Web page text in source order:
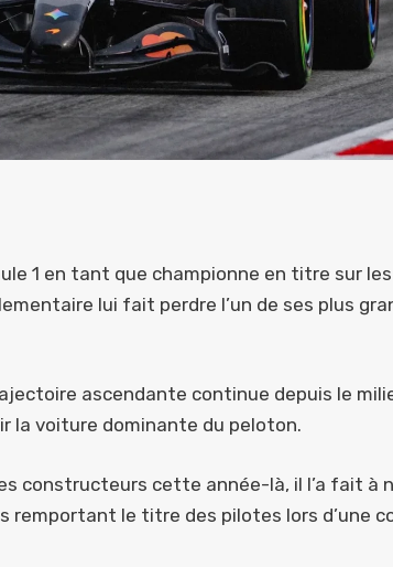
1 en tant que championne en titre sur
lui fait perdre l’un de ses plus
ascendante continue depuis le
la voiture dominante du peloton.
constructeurs cette année-là, il l’a fait à
remportant le titre des pilotes lors d’une